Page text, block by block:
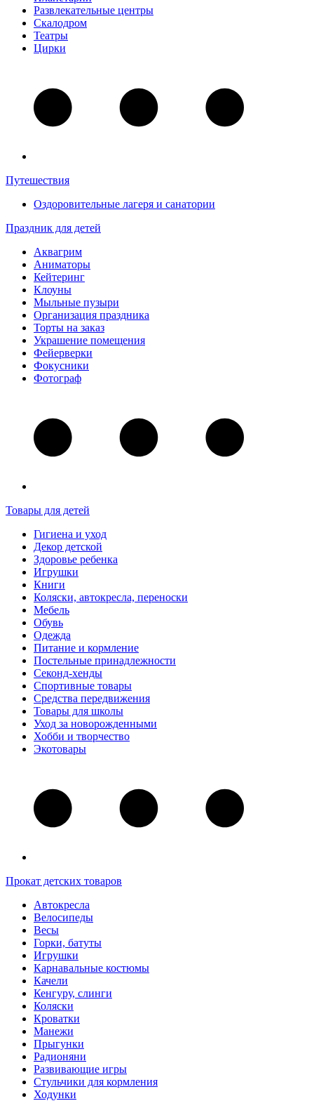
Развлекательные центры
Скалодром
Театры
Цирки
Путешествия
Оздоровительные лагеря и санатории
Праздник для детей
Аквагрим
Аниматоры
Кейтеринг
Клоуны
Мыльные пузыри
Организация праздника
Торты на заказ
Украшение помещения
Фейерверки
Фокусники
Фотограф
Товары для детей
Гигиена и уход
Декор детской
Здоровье ребенка
Игрушки
Книги
Коляски, автокресла, переноски
Мебель
Обувь
Одежда
Питание и кормление
Постельные принадлежности
Секонд-хенды
Спортивные товары
Средства передвижения
Товары для школы
Уход за новорожденными
Хобби и творчество
Экотовары
Прокат детских товаров
Автокресла
Велосипеды
Весы
Горки, батуты
Игрушки
Карнавальные костюмы
Качели
Кенгуру, слинги
Коляски
Кроватки
Манежи
Прыгунки
Радионяни
Развивающие игры
Стульчики для кормления
Ходунки